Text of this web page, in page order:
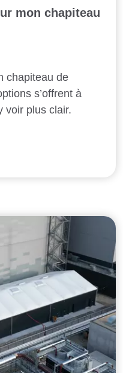
mon chapiteau
chapiteau de
s’offrent à
voir plus clair.